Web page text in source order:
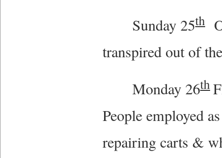
Sunday 25th
transpired out of
Monday 26th
People employed
repairing carts &